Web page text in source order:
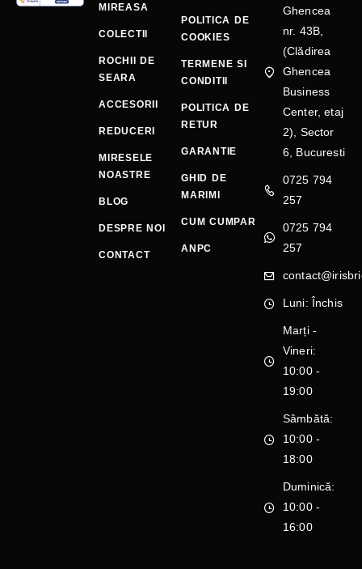
MIREASA
COLECTII
ROCHII DE
SEARA
ACCESORII
REDUCERI
MIRESELE
NOASTRE
BLOG
DESPRE NOI
CONTACT
POLITICA DE
COOKIES
TERMENE SI
CONDITII
POLITICA DE
RETUR
GARANTIE
GHID DE
MARIMI
CUM CUMPAR
ANPC
Ghencea
nr. 43B,
(Clădirea
Ghencea
Business
Center, etaj
2), Sector
6, Bucuresti
0725 794
257
0725 794
257
Luni: Închis
Marți -
Vineri:
10:00 -
19:00
Sâmbătă:
10:00 -
18:00
Duminică:
10:00 -
16:00